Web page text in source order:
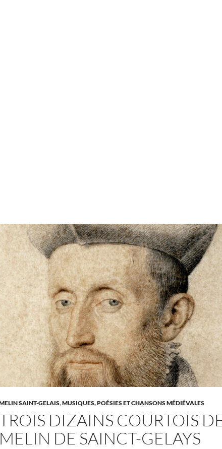
SAINT-GELAIS,MUSIQUES, POÉSIES ET CHANSONS MÉDIÉVALES
DIZAINS COURTOIS
MELIN DE SAINCT-GELAYS